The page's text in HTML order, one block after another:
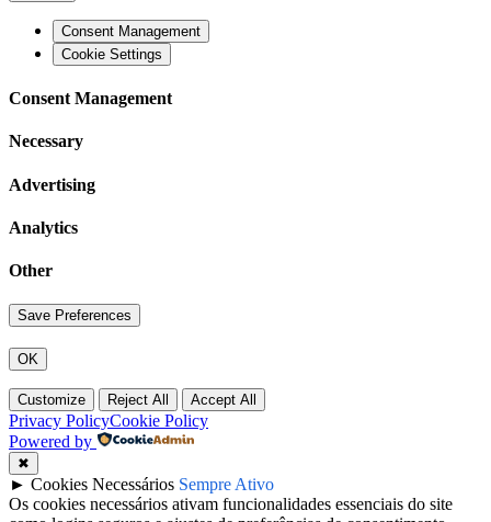
Consent Management
Cookie Settings
Consent Management
Necessary
Advertising
Analytics
Other
OK
Customize Reject All Accept All
Privacy PolicyCookie Policy
Powered by
✖
► Cookies Necessários Sempre Ativo
Os cookies necessários ativam funcionalidades essenciais do site